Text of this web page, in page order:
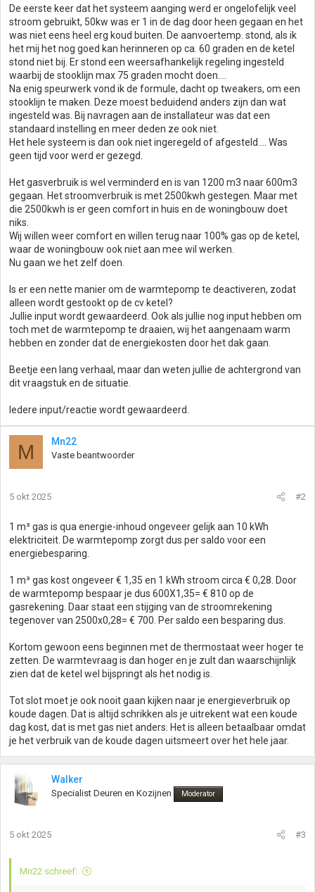
De eerste keer dat het systeem aanging werd er ongelofelijk veel
stroom gebruikt, 50kw was er 1 in de dag door heen gegaan en het
was niet eens heel erg koud buiten. De aanvoertemp. stond, als ik
het mij het nog goed kan herinneren op ca. 60 graden en de ketel
stond niet bij. Er stond een weersafhankelijk regeling ingesteld
waarbij de stooklijn max 75 graden mocht doen….
Na enig speurwerk vond ik de formule, dacht op tweakers, om een
stooklijn te maken. Deze moest beduidend anders zijn dan wat
ingesteld was. Bij navragen aan de installateur was dat een
standaard instelling en meer deden ze ook niet.
Het hele systeem is dan ook niet ingeregeld of afgesteld…. Was
geen tijd voor werd er gezegd.
Het gasverbruik is wel verminderd en is van 1200 m3 naar 600m3
gegaan. Het stroomverbruik is met 2500kwh gestegen. Maar met
die 2500kwh is er geen comfort in huis en de woningbouw doet
niks.
Wij willen weer comfort en willen terug naar 100% gas op de ketel,
waar de woningbouw ook niet aan mee wil werken.
Nu gaan we het zelf doen.
Is er een nette manier om de warmtepomp te deactiveren, zodat
alleen wordt gestookt op de cv ketel?
Jullie input wordt gewaardeerd. Ook als jullie nog input hebben om
toch met de warmtepomp te draaien, wij het aangenaam warm
hebben en zonder dat de energiekosten door het dak gaan.
Beetje een lang verhaal, maar dan weten jullie de achtergrond van
dit vraagstuk en de situatie.
Iedere input/reactie wordt gewaardeerd.
M Mn22
Vaste beantwoorder
5 okt 2025 #2
1 m³ gas is qua energie-inhoud ongeveer gelijk aan 10 kWh
elektriciteit. De warmtepomp zorgt dus per saldo voor een
energiebesparing.
1 m³ gas kost ongeveer € 1,35 en 1 kWh stroom circa € 0,28. Door
de warmtepomp bespaar je dus 600X1,35= € 810 op de
gasrekening. Daar staat een stijging van de stroomrekening
tegenover van 2500x0,28= € 700. Per saldo een besparing dus.
Kortom gewoon eens beginnen met de thermostaat weer hoger te
zetten. De warmtevraag is dan hoger en je zult dan waarschijnlijk
zien dat de ketel wel bijspringt als het nodig is.
Tot slot moet je ook nooit gaan kijken naar je energieverbruik op
koude dagen. Dat is altijd schrikken als je uitrekent wat een koude
dag kost, dat is met gas niet anders. Het is alleen betaalbaar omdat
je het verbruik van de koude dagen uitsmeert over het hele jaar.
Walker
Specialist Deuren en Kozijnen Moderator
5 okt 2025 #3
Mn22 schreef: